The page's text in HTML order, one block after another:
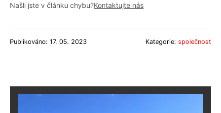
Našli jste v článku chybu?Kontaktujte nás
Publikováno: 17. 05. 2023 Kategorie: společnost